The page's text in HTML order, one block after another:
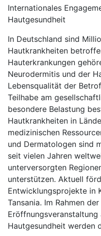
Internationales
Hautgesundheit
In Deutschland sind
Hautkrankheiten
Hauterkrankungen
Neurodermitis und der
Lebensqualität der
Teilhabe am
besondere Belastung
Hautkrankheiten in
medizinischen
und Dermatologen sind
seit vielen Jahren
unterversorgten
unterstützen. Aktuell
Entwicklungsprojekte in
Tansania. Im Rahmen
Hautgesundheit werden